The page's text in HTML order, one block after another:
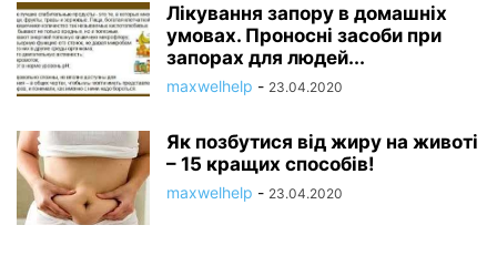
Лікування запору в домашніх
умовах. Проносні засоби при
запорах для людей...
maxwelhelp - 23.04.2020
Як позбутися від жиру на животі
– 15 кращих способів!
maxwelhelp - 23.04.2020